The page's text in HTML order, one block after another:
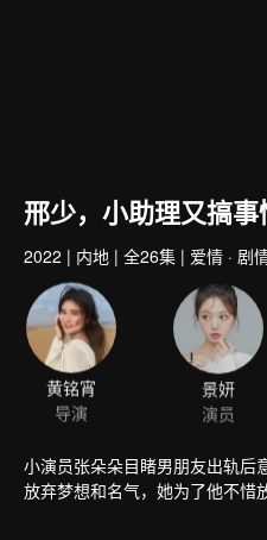
邢少，小助理又搞事
2022 | 内地 | 全26集 | 爱情 · 剧
黄铭宵
导演
景妍
演员
小演员张朵朵目睹男朋友出轨后
放弃梦想和名气，她为了他不惜